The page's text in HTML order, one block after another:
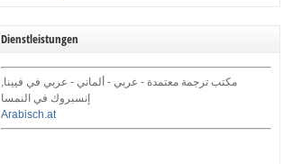
Dienstleistungen
مكتب ترجمة معتمدة - عربي - ألماني - عربي في فيينا,
إنسبروك في النمسا
Arabisch.at